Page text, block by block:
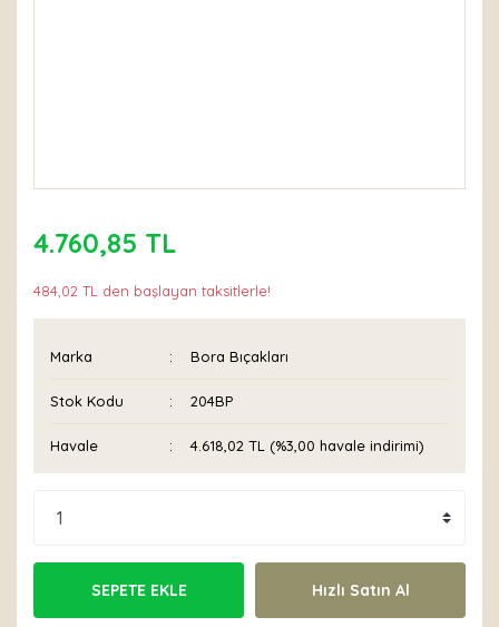
4.760,85 TL
484,02 TL den başlayan taksitlerle!
Marka Bora Bıçakları
Stok Kodu 204BP
Havale 4.618,02 TL (%3,00 havale indirimi)
SEPETE EKLE Hızlı Satın Al